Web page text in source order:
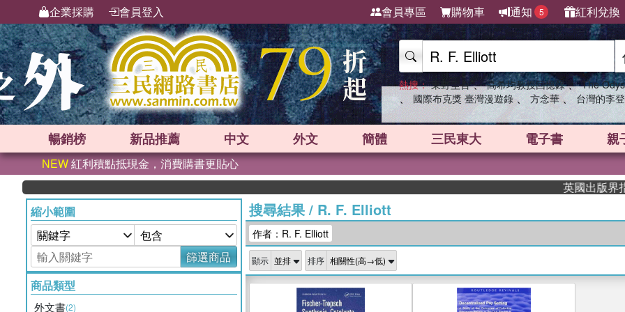
企業採購 會員登入 會員專區 購物車 通知 5 紅利兌換
熱搜： 東野圭吾 、 高希均教授回憶錄 、 The
、 國際布克獎 臺灣漫遊錄 、 方念華 、 台灣的李
暢銷榜 新品推薦 中文 外文 簡體 三民東大 電子書 親
NEW紅利積點抵現金，消費購書更貼心
英國出版界指
縮小範圍
篩選商品
商品類型
外文書(2)
搜尋結果/ R. F. Elliott
作者：R. F. Elliott
顯示 排序